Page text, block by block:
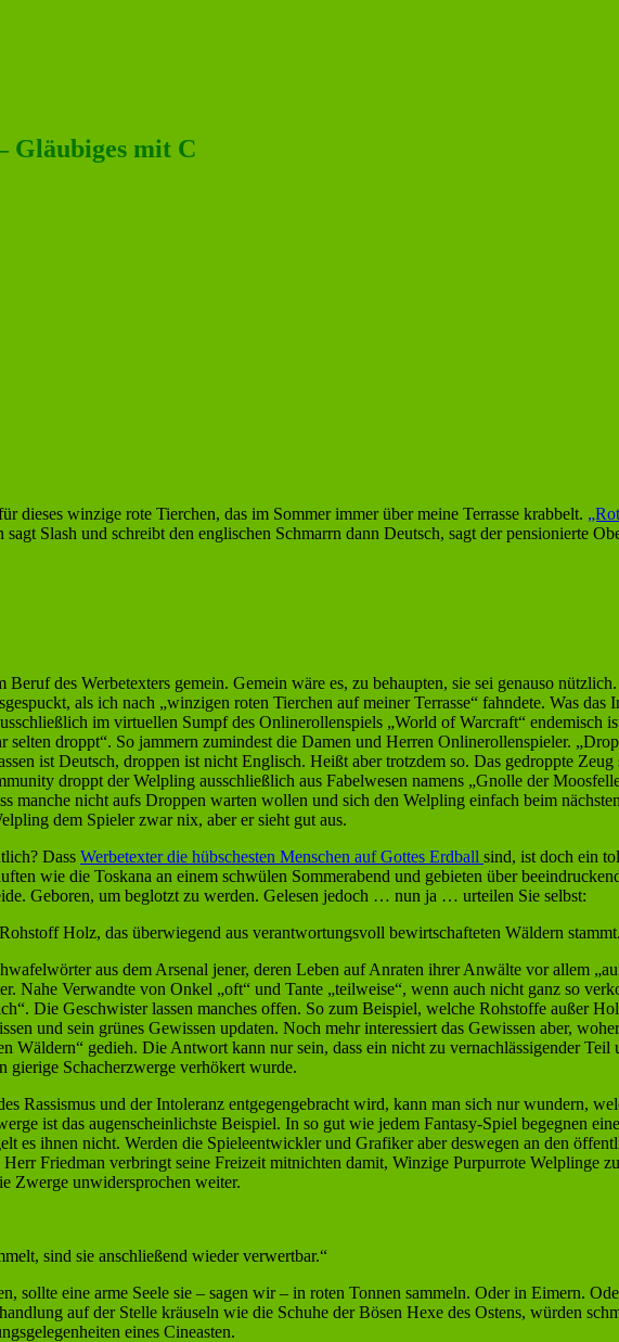
Gläubiges mit C
dieses winzige rote Tierchen, das im Sommer immer über meine Terrasse krabbelt.
Slash und schreibt den englischen Schmarrn dann Deutsch, sagt der pensionierte
des Werbetexters gemein. Gemein wäre es, zu behaupten, sie sei genauso
als ich nach „winzigen roten Tierchen auf meiner Terrasse“ fahndete. Was das
im virtuellen Sumpf des Onlinerollenspiels „World of Warcraft“ endemisch
droppt“. So jammern zumindest die Damen und Herren Onlinerollenspieler.
ist Deutsch, droppen ist nicht Englisch. Heißt aber trotzdem so. Das gedroppte
droppt der Welpling ausschließlich aus Fabelwesen namens „Gnolle der
manche nicht aufs Droppen warten wollen und sich den Welpling einfach beim
dem Spieler zwar nix, aber er sieht gut aus.
Dass Werbetexter die hübschesten Menschen auf Gottes Erdball sind, ist doch ein
wie die Toskana an einem schwülen Sommerabend und gebieten über
Geboren, um beglotzt zu werden. Gelesen jedoch … nun ja … urteilen Sie selbst:
Holz, das überwiegend aus verantwortungsvoll bewirtschafteten Wäldern
aus dem Arsenal jener, deren Leben auf Anraten ihrer Anwälte vor allem
Nahe Verwandte von Onkel „oft“ und Tante „teilweise“, wenn auch nicht ganz so
Die Geschwister lassen manches offen. So zum Beispiel, welche Rohstoffe außer
und sein grünes Gewissen updaten. Noch mehr interessiert das Gewissen aber,
Wäldern“ gedieh. Die Antwort kann nur sein, dass ein nicht zu vernachlässigender Teil
gierige Schacherzwerge verhökert wurde.
Rassismus und der Intoleranz entgegengebracht wird, kann man sich nur wundern,
ist das augenscheinlichste Beispiel. In so gut wie jedem Fantasy-Spiel begegnen
es ihnen nicht. Werden die Spieleentwickler und Grafiker aber deswegen an den
Friedman verbringt seine Freizeit mitnichten damit, Winzige Purpurrote Welplinge
Zwerge unwidersprochen weiter.
sind sie anschließend wieder verwertbar.“
sollte eine arme Seele sie – sagen wir – in roten Tonnen sammeln. Oder in Eimern.
auf der Stelle kräuseln wie die Schuhe der Bösen Hexe des Ostens, würden
eines Cineasten.